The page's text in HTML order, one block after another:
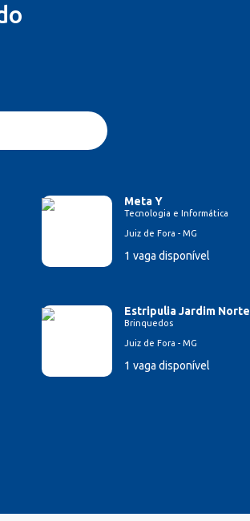
Meta Y
Tecnologia e Informática
Juiz de Fora - MG
1 vaga disponível
Estripulia Jardim Norte
Brinquedos
Juiz de Fora - MG
1 vaga disponível